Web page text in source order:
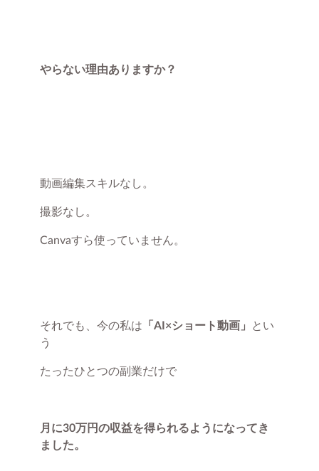
やらない理由ありますか？
動画編集スキルなし。
撮影なし。
Canvaすら使っていません。
それでも、今の私は 「AI×ショート動画」
とい
う
たったひとつの副業だけで
月に30万円の収益を得られるようになってき
ました。